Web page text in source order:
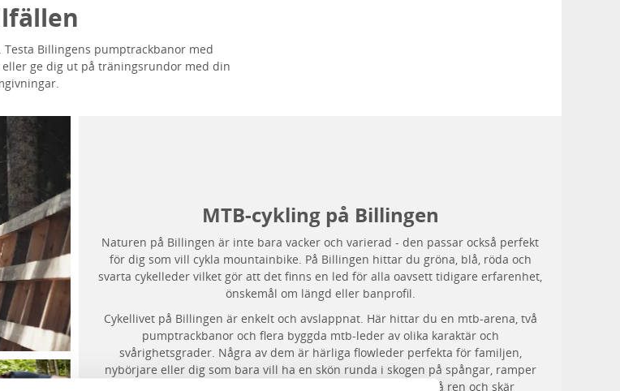
Billingens pumptrackbanor med
ge dig ut på träningsrundor med din
MTB-cykling på Billingen
Naturen på Billingen är inte bara vacker och varierad - den passar också perfekt
för dig som vill cykla mountainbike. På Billingen hittar du gröna, blå, röda och
svarta cykelleder vilket gör att det finns en led för alla oavsett tidigare erfarenhet,
önskemål om längd eller banprofil.
Cykellivet på Billingen är enkelt och avslappnat. Här hittar du en mtb-arena, två
pumptrackbanor och flera byggda mtb-leder av olika karaktär och
svårighetsgrader. Några av dem är härliga flowleder perfekta för familjen,
nybörjare eller dig som bara vill ha en skön runda i skogen på spångar, ramper
och slätare underlag. Andra är gravityleder som bjuder på ren och skär